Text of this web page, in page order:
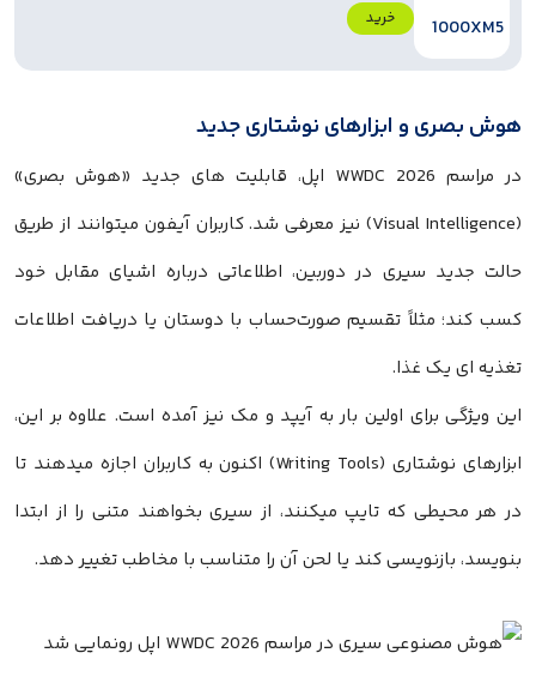
خرید
هوش بصری و ابزارهای نوشتاری جدید
در مراسم WWDC 2026 اپل، قابلیت های جدید «هوش بصری»
(Visual Intelligence) نیز معرفی شد. کاربران آیفون میتوانند از طریق
حالت جدید سیری در دوربین، اطلاعاتی درباره اشیای مقابل خود
کسب کند؛ مثلاً تقسیم صورت‌حساب با دوستان یا دریافت اطلاعات
تغذیه ای یک غذا.
این ویژگی برای اولین بار به آیپد و مک نیز آمده است. علاوه بر این،
ابزارهای نوشتاری (Writing Tools) اکنون به کاربران اجازه میدهند تا
در هر محیطی که تایپ میکنند، از سیری بخواهند متنی را از ابتدا
بنویسد، بازنویسی کند یا لحن آن را متناسب با مخاطب تغییر دهد.